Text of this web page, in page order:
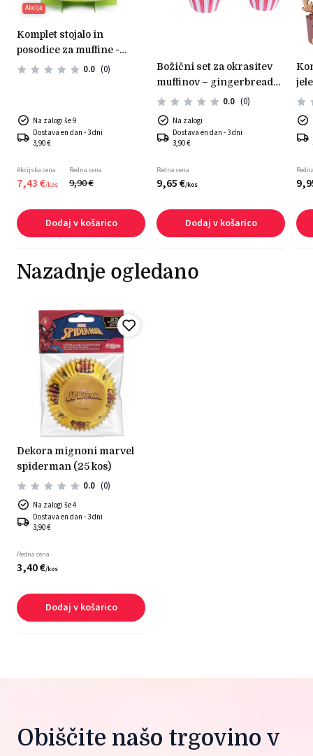
Akcija
komplet stojalo in
posodice za muffine -
kužki
0.0 (0)
Na zalogi še 9
Dostava en dan - 3 dni
3,90 €
Akcijska cena
7,43€/kos
Redna cena
9,90€
Dodaj v košarico
božični set za okrasitev
muffinov – gingerbread
village
0.0 (0)
Na zalogi
Dostava en dan - 3 dni
3,90 €
Redna cena
9,65€/kos
Dodaj v košarico
komplet za dekoracijo -
9,
Nazadnje ogledano
dekora mignoni marvel
spiderman (25 kos)
0.0 (0)
Na zalogi še 4
Dostava en dan - 3 dni
3,90 €
Redna cena
3,40€/kos
Dodaj v košarico
Obiščite našo trgovino v